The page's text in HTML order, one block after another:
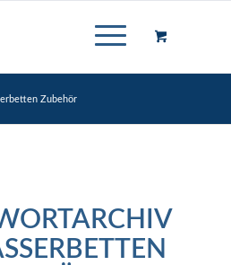
Zubehör